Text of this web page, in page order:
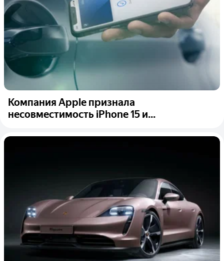
Компания Apple признала
несовместимость iPhone 15 и...